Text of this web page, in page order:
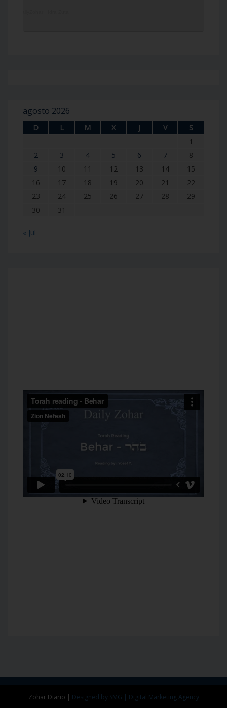
agosto 2026
D L M X J V
S
1
2
3 4 5 6 7
8
9
10 11 12 13 14
15
16
17 18 19 20 21
22
23
24 25 26 27 28
29
30
31
« Jul
Zohar Diario | Designed by SMG | Digital Marketing Agency